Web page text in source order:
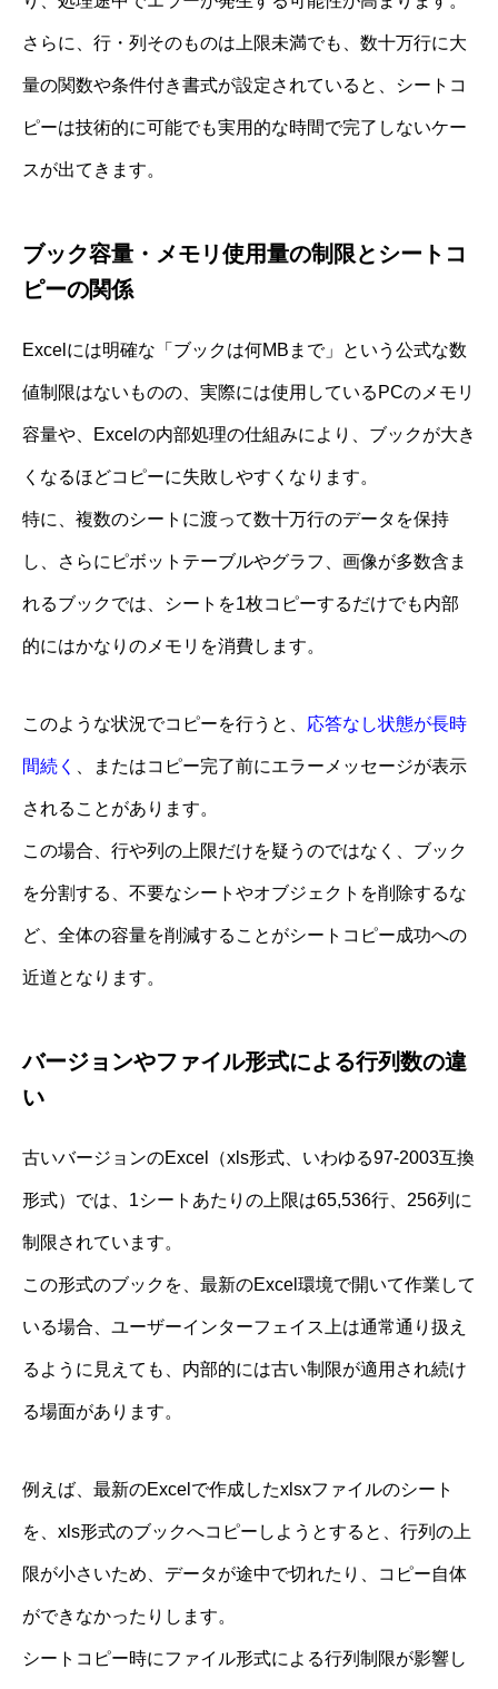
さらに、行・列そのものは上限未満でも、数十万行に大
量の関数や条件付き書式が設定されていると、シートコ
ピーは技術的に可能でも実用的な時間で完了しないケー
スが出てきます。
ブック容量・メモリ使用量の制限とシートコ
ピーの関係
Excelには明確な「ブックは何MBまで」という公式な数
値制限はないものの、実際には使用しているPCのメモリ
容量や、Excelの内部処理の仕組みにより、ブックが大き
くなるほどコピーに失敗しやすくなります。
特に、複数のシートに渡って数十万行のデータを保持
し、さらにピボットテーブルやグラフ、画像が多数含ま
れるブックでは、シートを1枚コピーするだけでも内部
的にはかなりのメモリを消費します。
このような状況でコピーを行うと、 応答なし状態が長時
間続く 、またはコピー完了前にエラーメッセージが表示
されることがあります。
この場合、行や列の上限だけを疑うのではなく、ブック
を分割する、不要なシートやオブジェクトを削除するな
ど、全体の容量を削減することがシートコピー成功への
近道となります。
バージョンやファイル形式による行列数の違
い
古いバージョンのExcel（xls形式、いわゆる97-2003互換
形式）では、1シートあたりの上限は65,536行、256列に
制限されています。
この形式のブックを、最新のExcel環境で開いて作業して
いる場合、ユーザーインターフェイス上は通常通り扱え
るように見えても、内部的には古い制限が適用され続け
る場面があります。
例えば、最新のExcelで作成したxlsxファイルのシート
を、xls形式のブックへコピーしようとすると、行列の上
限が小さいため、データが途中で切れたり、コピー自体
ができなかったりします。
シートコピー時にファイル形式による行列制限が影響し